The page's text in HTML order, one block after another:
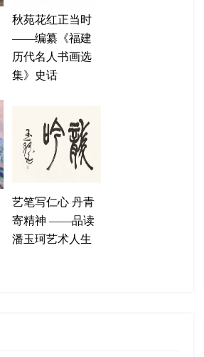
秋苑花红正当时
——编纂《福建
历代名人书画选
集》史话
艺笔写仁心 丹青
寄精神 ——品读
潘玉珂艺术人生